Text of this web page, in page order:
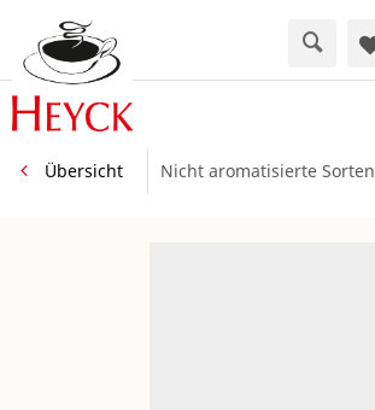
Übersicht Nicht aromatisierte Sorten